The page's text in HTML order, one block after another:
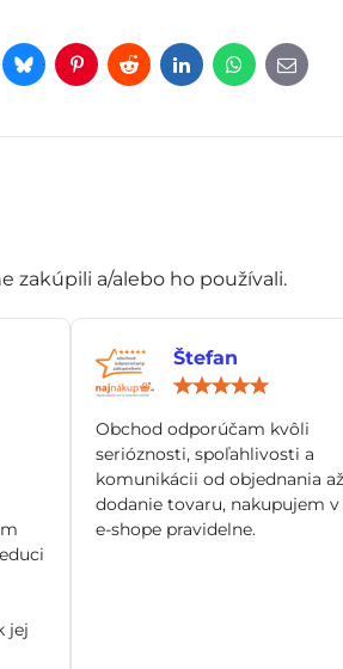
BlueskyPinterest
RedditLinkedInWhatsApp
E-
mail
zakúpili a/alebo ho používali.
jej
Štefan
Obchod odporúčam kvôli
serióznosti, spoľahlivosti a
komunikácii od objednania
dodanie tovaru, nakupujem
e-shope pravidelne.